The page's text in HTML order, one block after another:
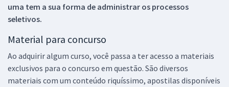
uma tem a sua forma de administrar os processos
seletivos.
Material para concurso
Ao adquirir algum curso, você passa a ter acesso a materiais
exclusivos para o concurso em questão. São diversos
materiais com um conteúdo riquíssimo, apostilas disponíveis